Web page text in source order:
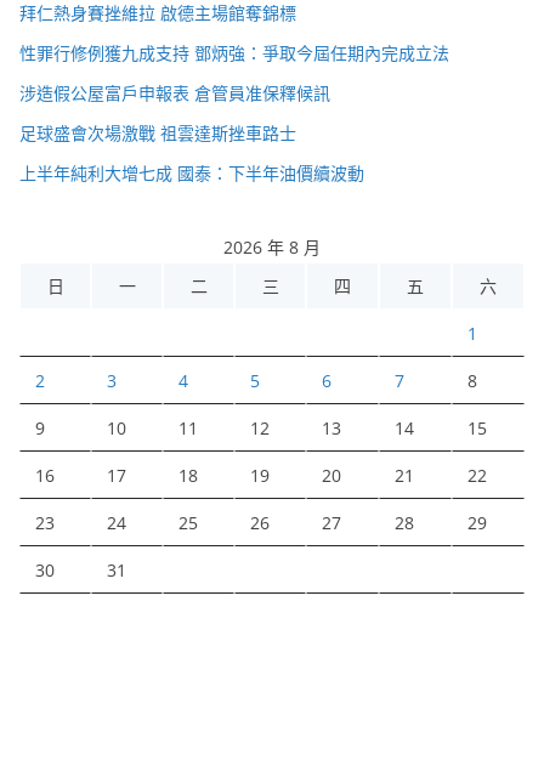
拜仁熱身賽挫維拉 啟德主場館奪錦標
性罪行修例獲九成支持 鄧炳強：爭取今屆任期內完成立法
涉造假公屋富戶申報表 倉管員准保釋候訊
足球盛會次場激戰 祖雲達斯挫車路士
上半年純利大增七成 國泰：下半年油價續波動
2026 年 8 月
日
一 二 三 四 五 六
1
2 3 4 5 6 7 8
9 10 11 12 13 14 15
16 17 18 19 20 21 22
23 24 25 26 27 28 29
30 31